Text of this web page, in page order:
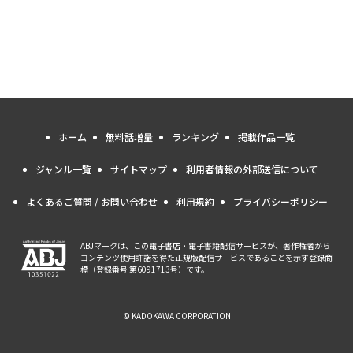
ホーム 無料話増量 ランキング 掲載作品一覧
ジャンル一覧 サイトマップ 利用者情報の外部送信について
よくあるご質問 / お問い合わせ 利用規約 プライバシーポリシー
ABJマークは、この電子書店・電子書籍配信サービスが、著作権者から
コンテンツ使用許諾を得た正規版配信サービスであることを示す登録商
標（登録番号 第6091713号）です。
© KADOKAWA CORPORATION